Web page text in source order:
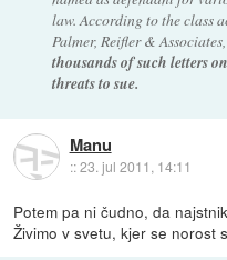
law. According to the class
Palmer, Reifler & Associates,
thousands of such letters
threats to sue.
Manu
::23. jul 2011, 14:11
Potem pa ni čudno, da
Živimo v svetu, kjer se norost